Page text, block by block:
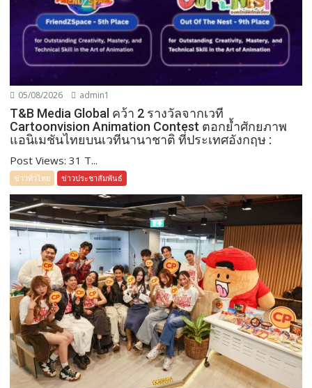
05/08/2026 admin1
T&B Media Global คว้า 2 รางวัลจากเวที
Cartoonvision Animation Contest ตอกย้ำศักยภาพ
แอนิเมชันไทยบนเวทีนานาชาติ ที่ประเทศอังกฤษ :
Post Views: 31 T...
ข่าวทั่วไทย ข่าวประชาสัมพันธ์